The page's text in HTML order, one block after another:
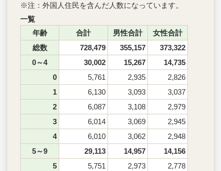
※注：外国人住民を含んだ人数になっています。
一覧
年齢
合計 男性合計
女性合計
総数
728,479 355,157
373,322
0～4
30,002 15,267
14,735
0
5,761 2,935
2,826
1
6,130 3,093
3,037
2
6,087 3,108
2,979
3
6,014 3,069
2,945
4
6,010 3,062
2,948
5～9
29,113 14,957
14,156
5
5,751 2,973
2,778